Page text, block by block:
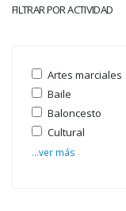
FILTRAR POR ACTIVIDAD
Artes marciales
Baile
Baloncesto
Cultural
...ver más